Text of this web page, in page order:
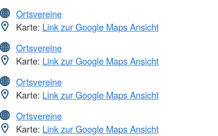
Ortsvereine
Karte: Link zur Google Maps Ansicht
Ortsvereine
Karte: Link zur Google Maps Ansicht
Ortsvereine
Karte: Link zur Google Maps Ansicht
Ortsvereine
Karte: Link zur Google Maps Ansicht